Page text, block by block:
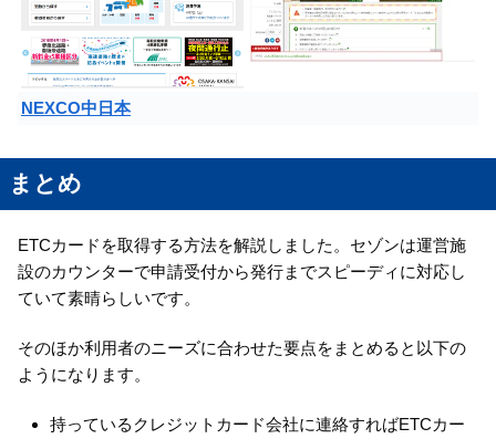
NEXCO中日本
まとめ
ETCカードを取得する方法を解説しました。セゾンは運営施
設のカウンターで申請受付から発行までスピーディに対応し
ていて素晴らしいです。
そのほか利用者のニーズに合わせた要点をまとめると以下の
ようになります。
持っているクレジットカード会社に連絡すればETCカー